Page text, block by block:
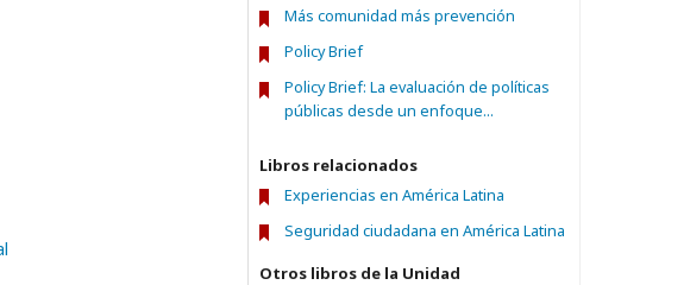
Más comunidad más prevención
Policy Brief
Policy Brief: La evaluación de políticas
públicas desde un enfoque...
Libros relacionados
Experiencias en América Latina
Seguridad ciudadana en América Latina
Otros libros de la Unidad